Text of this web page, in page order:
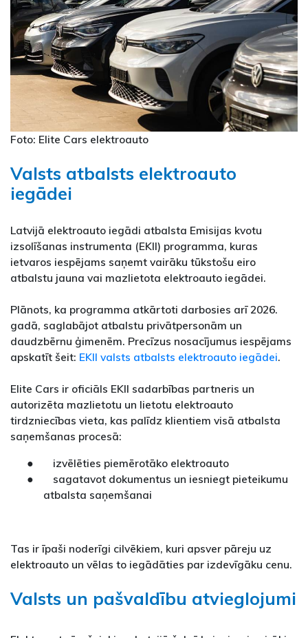
Foto: Elite Cars elektroauto
Valsts atbalsts elektroauto
iegādei
Latvijā elektroauto iegādi atbalsta Emisijas kvotu
izsolīšanas instrumenta (EKII) programma, kuras
ietvaros iespējams saņemt vairāku tūkstošu eiro
atbalstu jauna vai mazlietota elektroauto iegādei.
Plānots, ka programma atkārtoti darbosies arī 2026.
gadā, saglabājot atbalstu privātpersonām un
daudzbērnu ģimenēm. Precīzus nosacījumus iespējams
apskatīt šeit: EKII valsts atbalsts elektroauto iegādei.
Elite Cars ir oficiāls EKII sadarbības partneris un
autorizēta mazlietotu un lietotu elektroauto
tirdzniecības vieta, kas palīdz klientiem visā atbalsta
saņemšanas procesā:
● izvēlēties piemērotāko elektroauto
● sagatavot dokumentus un iesniegt pieteikumu
atbalsta saņemšanai
Tas ir īpaši noderīgi cilvēkiem, kuri apsver pāreju uz
elektroauto un vēlas to iegādāties par izdevīgāku cenu.
Valsts un pašvaldību atvieglojumi